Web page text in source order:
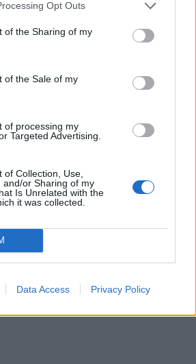
Opt Outs
of the Sharing of my
of the Sale of my
of processing my
Targeted Advertising.
of Collection, Use,
and/or Sharing of my
Is Unrelated with the
it was collected.
Data Access Privacy Policy